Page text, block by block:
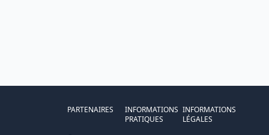
PARTENAIRES
INFORMATIONS
PRATIQUES
INFORMATIONS
LÉGALES